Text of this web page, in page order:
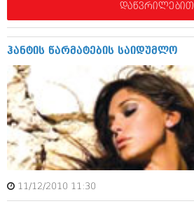
თემიდას სასწორი
კალეიდოსკოპი
ჰოროსკოპი და შეუცნობელი
კრიმინალი
რომანი და დეტექტივი
სახალისო ამბები
ჰოროსკოპი და შეუცნობელი
რომანი და დეტექტივი
სახალისო ამბები
შოუბიზნესი
ქალი და მამაკაცი
დაწვრილებით
ჰანტის წარმატების საიდუმლო
11/12/2010 11:30